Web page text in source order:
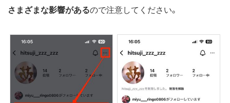
さまざまな影響があるので注意してください。